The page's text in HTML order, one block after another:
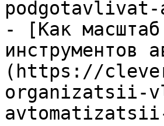
podgotavlivat-
- [Как масштаб
инструментов
(https://
organizatsii-